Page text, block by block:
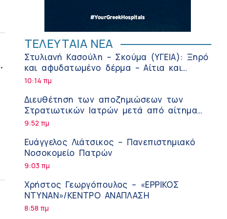
ΤΕΛΕΥΤΑΙΑ ΝΕΑ
Στυλιανή Κασούλη – Σκούμα (ΥΓΕΙΑ): Ξηρό
και αφυδατωμένο δέρμα – Αίτια και
αντιμετώπιση
10:14 πμ
Διευθέτηση των αποζημιώσεων των
Στρατιωτικών Ιατρών μετά από αίτημα
του ΙΣΑ
9:52 πμ
Ευάγγελος Λιάτσικος – Πανεπιστημιακό
Νοσοκομείο Πατρών
9:03 πμ
Χρήστος Γεωργόπουλος – «ΕΡΡΙΚΟΣ
ΝΤΥΝΑΝ»/ΚΕΝΤΡΟ ΑΝΑΠΛΑΣΗ
8:58 πμ